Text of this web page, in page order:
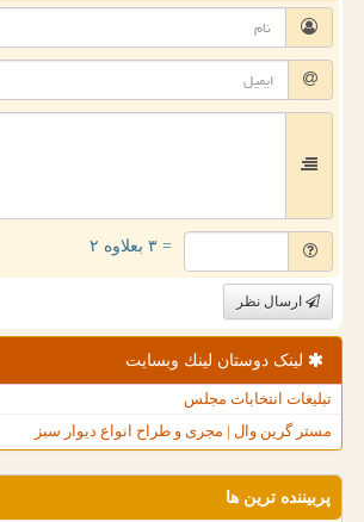
= ۳ بعلاوه ۲
ارسال نظر
لینک دوستان لینك وبسایت
تبلیغات انتخابات مجلس
مستر گرین وال | مجری و طراح انواع دیوار سبز
پربیننده ترین ها